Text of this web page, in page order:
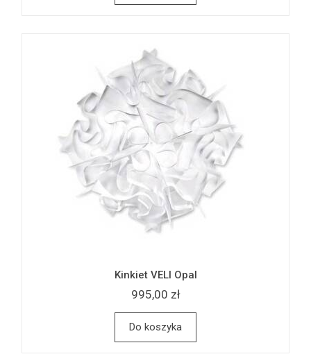
Kinkiet VELI Opal
995,00 zł
Do koszyka